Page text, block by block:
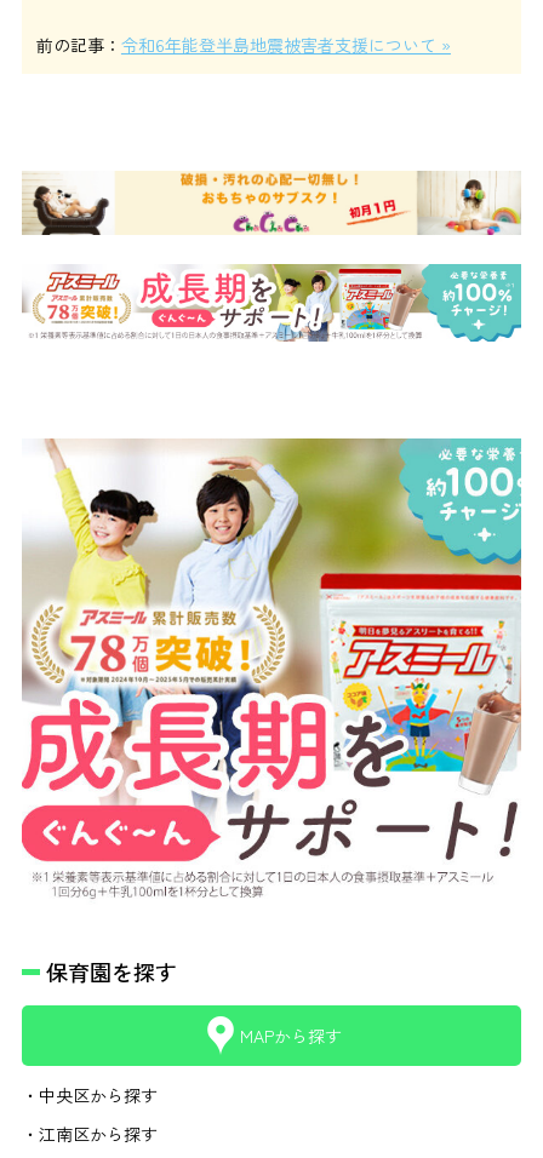
前の記事： 令和6年能登半島地震被害者支援について »
保育園を探す
MAPから探す
・中央区から探す
・江南区から探す